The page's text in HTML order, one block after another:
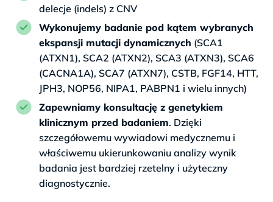
delecje (indels) z CNV
Wykonujemy badanie pod kątem wybranych
ekspansji mutacji dynamicznych (SCA1
(ATXN1), SCA2 (ATXN2), SCA3 (ATXN3), SCA6
(CACNA1A), SCA7 (ATXN7), CSTB, FGF14, HTT,
JPH3, NOP56, NIPA1, PABPN1 i wielu innych)
Zapewniamy konsultację z genetykiem
klinicznym przed badaniem. Dzięki
szczegółowemu wywiadowi medycznemu i
właściwemu ukierunkowaniu analizy wynik
badania jest bardziej rzetelny i użyteczny
diagnostycznie.